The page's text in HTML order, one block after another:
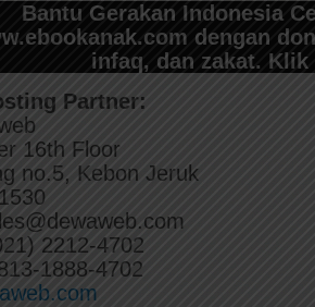
Bantu Gerakan Indonesia
dengan
infaq, dan zakat. Klik
Partner:
16th Floor
no.5, Kebon Jeruk
2212-4702
1888-4702